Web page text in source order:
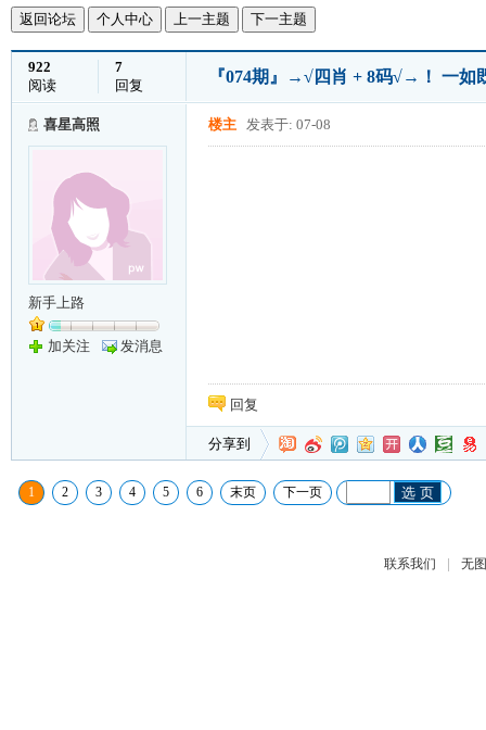
返回论坛 个人中心 上一主题 下一主题
922
阅读
7
回复
『074期』→√四肖 + 8码√→！ 一如
喜星高照
新手上路
加关注 发消息
楼主 发表于: 07-08
回复
分享到
1 2 3 4 5 6 末页 下一页 选 页
联系我们 | 无